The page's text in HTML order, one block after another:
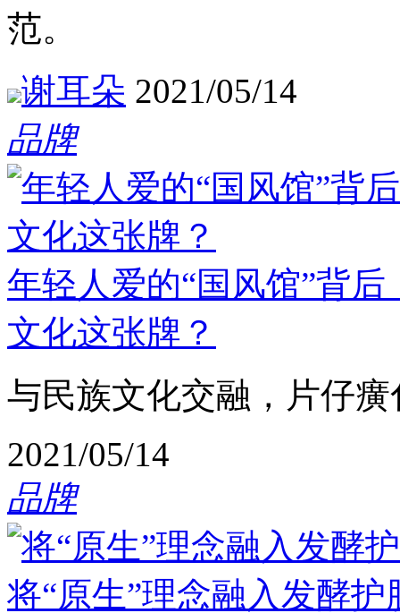
范。
谢耳朵 2021/05/14
品牌
年轻人爱的“国风馆”背
文化这张牌？
与民族文化交融，片仔
2021/05/14
品牌
将“原生”理念融入发酵